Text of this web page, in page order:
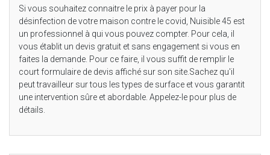
Si vous souhaitez connaitre le prix à payer pour la
désinfection de votre maison contre le covid, Nuisible 45 est
un professionnel à qui vous pouvez compter. Pour cela, il
vous établit un devis gratuit et sans engagement si vous en
faites la demande. Pour ce faire, il vous suffit de remplir le
court formulaire de devis affiché sur son site.Sachez qu'il
peut travailleur sur tous les types de surface et vous garantit
une intervention sûre et abordable. Appelez-le pour plus de
détails.